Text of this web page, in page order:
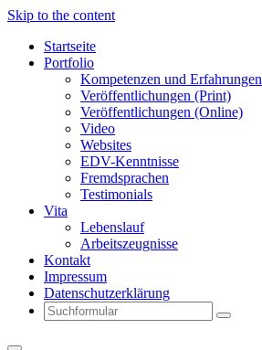
Skip to the content
Startseite
Portfolio
Kompetenzen und Erfahrungen
Veröffentlichungen (Print)
Veröffentlichungen (Online)
Video
Websites
EDV-Kenntnisse
Fremdsprachen
Testimonials
Vita
Lebenslauf
Arbeitszeugnisse
Kontakt
Impressum
Datenschutzerklärung
Search